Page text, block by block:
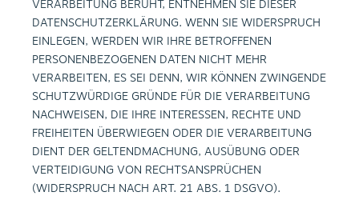
VERARBEITUNG BERUHT, ENTNEHMEN SIE DIESER
DATENSCHUTZERKLÄRUNG. WENN SIE WIDERSPRUCH
EINLEGEN, WERDEN WIR IHRE BETROFFENEN
PERSONENBEZOGENEN DATEN NICHT MEHR
VERARBEITEN, ES SEI DENN, WIR KÖNNEN ZWINGENDE
SCHUTZWÜRDIGE GRÜNDE FÜR DIE VERARBEITUNG
NACHWEISEN, DIE IHRE INTERESSEN, RECHTE UND
FREIHEITEN ÜBERWIEGEN ODER DIE VERARBEITUNG
DIENT DER GELTENDMACHUNG, AUSÜBUNG ODER
VERTEIDIGUNG VON RECHTSANSPRÜCHEN
(WIDERSPRUCH NACH ART. 21 ABS. 1 DSGVO).